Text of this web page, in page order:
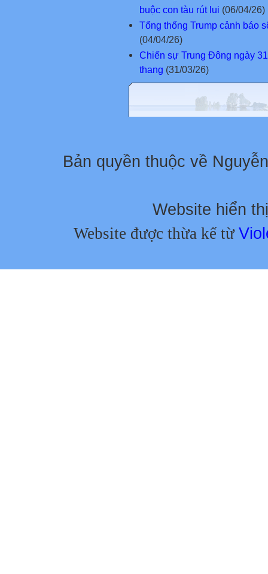
buộc con tàu rút lui (06/04/26)
Tổng thống Trump cảnh báo
(04/04/26)
Chiến sự Trung Đông ngày
thang (31/03/26)
Bản quyền thuộc về
Website hiển
Website được thừa kế từ